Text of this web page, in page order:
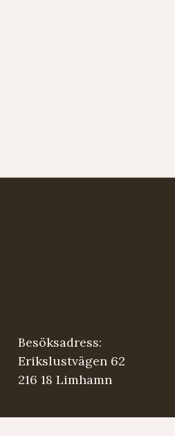
Besöksadress:
Erikslustvägen 62
216 18 Limhamn